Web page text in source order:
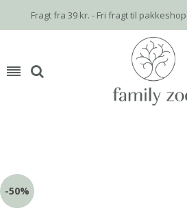
Fragt fra 39 kr. - Fri fragt til
-50%